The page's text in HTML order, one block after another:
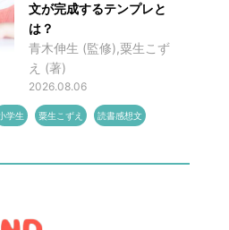
文が完成するテンプレと
は？
青木伸生 (監修),粟生こず
え (著)
2026.08.06
学生 粟生こずえ 読書感想文